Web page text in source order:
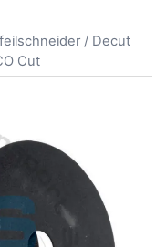
/ Decut
Cut